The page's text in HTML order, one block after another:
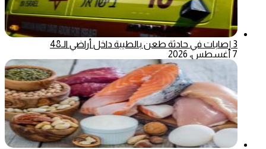
3 إصابات في حادثة طعن بالطيبة داخل أراضي الـ48
7 أغسطس، 2026